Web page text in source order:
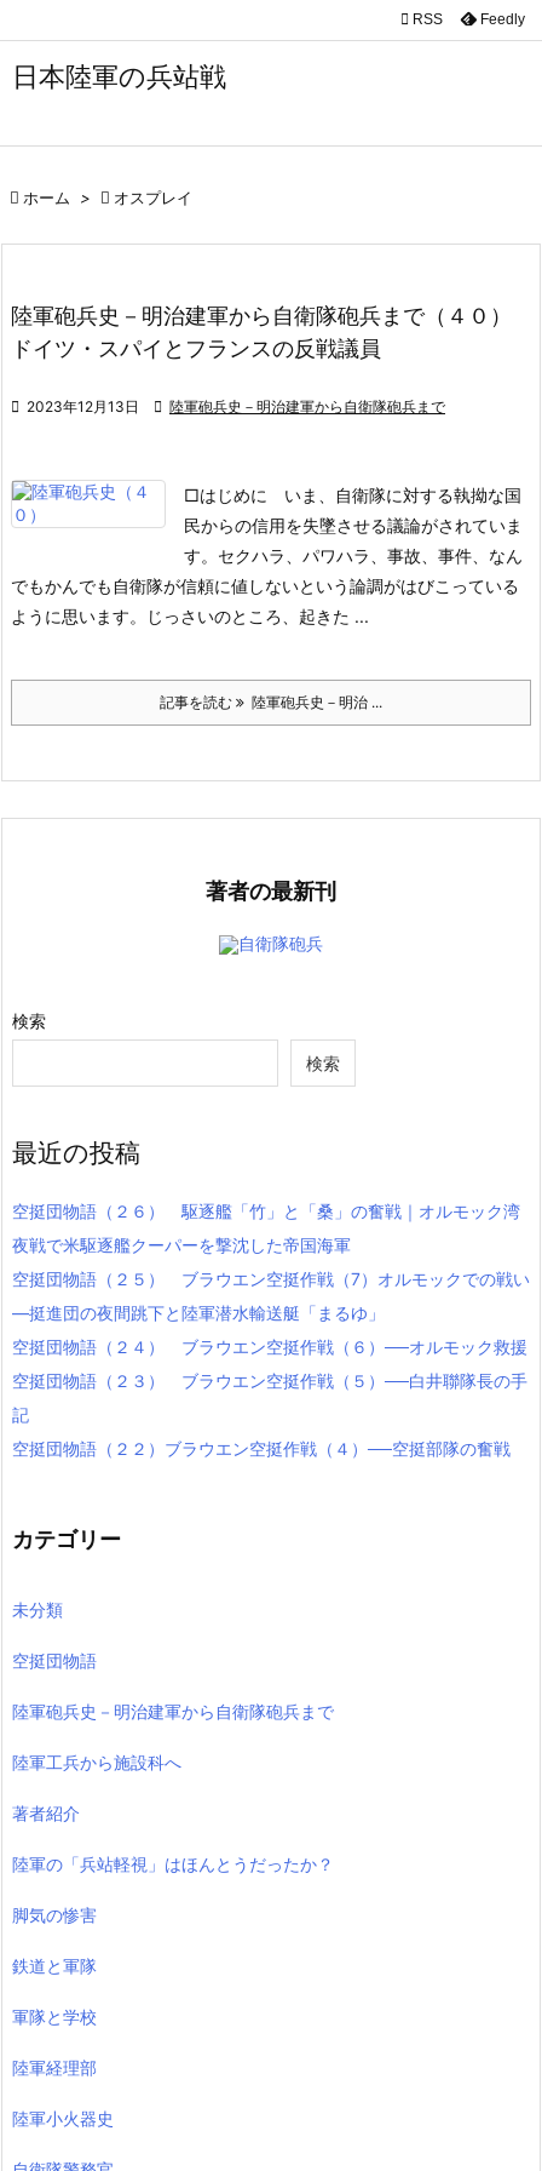
日本陸軍の兵站戦

検索
 RSS Feedly
 ホーム >  オスプレイ
陸軍砲兵史－明治建軍から自衛隊砲兵まで（４０）
ドイツ・スパイとフランスの反戦議員
 2023年12月13日  陸軍砲兵史－明治建軍から自衛隊砲兵まで
□はじめに
いま、自衛隊に対する執拗な国
民からの信用を失墜させる議論がされていま
す。セクハラ、パワハラ、事故、事件、なん
でもかんでも自衛隊が信頼に値しないという論調がはびこっている
ように思います。じっさいのところ、起きた ...
記事を読む 陸軍砲兵史－明治 ...
著者の最新刊
自衛隊砲兵
検索
検索
最近の投稿
空挺団物語（２６） 駆逐艦「竹」と「桑」の奮戦｜オルモック湾
夜戦で米駆逐艦クーパーを撃沈した帝国海軍
空挺団物語（２５） ブラウエン空挺作戦（7）オルモックでの戦い
―挺進団の夜間跳下と陸軍潜水輸送艇「まるゆ」
空挺団物語（２４） ブラウエン空挺作戦（６）──オルモック救援
空挺団物語（２３） ブラウエン空挺作戦（５）──白井聯隊長の手
記
空挺団物語（２２）ブラウエン空挺作戦（４）──空挺部隊の奮戦
カテゴリー
未分類
空挺団物語
陸軍砲兵史－明治建軍から自衛隊砲兵まで
陸軍工兵から施設科へ
著者紹介
陸軍の「兵站軽視」はほんとうだったか？
脚気の惨害
鉄道と軍隊
軍隊と学校
陸軍経理部
陸軍小火器史